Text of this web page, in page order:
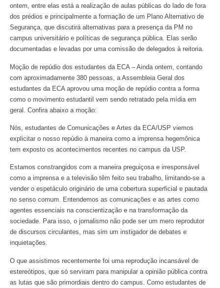
ontem, entre elas está a realização de aulas públicas do lado de fora
dos prédios e principalmente a formação de um Plano Alternativo de
Segurança, que discutirá alternativas para a presença da PM no
campus universitário e políticas de segurança pública. Elas serão
documentadas e levadas por uma comissão de delegados à reitoria.
Moção de repúdio dos estudantes da ECA – Ainda ontem, contando
com aproximadamente 380 pessoas, a Assembleia Geral dos
estudantes da ECA aprovou uma moção de repúdio contra a forma
como o movimento estudantil vem sendo retratado pela mídia em
geral. Confira abaixo a moção:
Nós, estudantes de Comunicações e Artes da ECA/USP viemos
explicitar o nosso repúdio à maneira como a imprensa hegemônica
tem exposto os acontecimentos recentes no campus da USP.
Estamos constrangidos com a maneira preguiçosa e irresponsável
como a imprensa e a televisão têm feito seu trabalho, limitando-se a
vender o espetáculo originário de uma cobertura superficial e pautada
no senso comum. Entendemos as comunicações e as artes como
agentes essenciais na conscientização e na transformação da
sociedade. Para isso, o jornalismo não pode ser um mero reprodutor
de discursos circulantes, mas sim um instigador de debates e
inquietações.
O que assistimos recentemente foi uma reprodução incansável de
estereótipos, que só serviram para manipular a opinião pública contra
as lutas que são primordiais dentro do campus. Como estudantes de